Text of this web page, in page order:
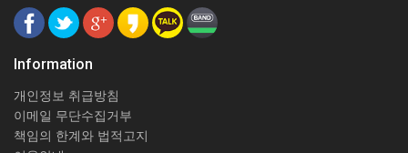
Information
개인정보 취급방침
이메일 무단수집거부
책임의 한계와 법적고지